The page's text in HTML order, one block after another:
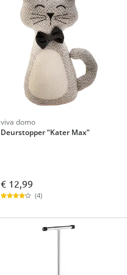
viva domo
Deurstopper “Kater Max”
€ 12,99
(4)